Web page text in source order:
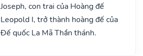
Joseph, con trai của Hoàng đế
Leopold I, trở thành hoàng đế của
Đế quốc La Mã Thần thánh.